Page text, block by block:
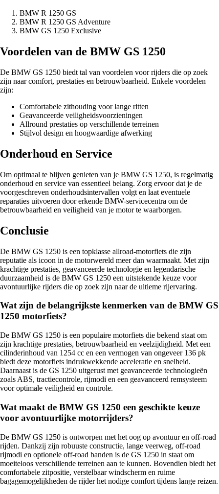
BMW R 1250 GS
BMW R 1250 GS Adventure
BMW GS 1250 Exclusive
Voordelen van de BMW GS 1250
De BMW GS 1250 biedt tal van voordelen voor rijders die op zoek
zijn naar comfort, prestaties en betrouwbaarheid. Enkele voordelen
zijn:
Comfortabele zithouding voor lange ritten
Geavanceerde veiligheidsvoorzieningen
Allround prestaties op verschillende terreinen
Stijlvol design en hoogwaardige afwerking
Onderhoud en Service
Om optimaal te blijven genieten van je BMW GS 1250, is regelmatig
onderhoud en service van essentieel belang. Zorg ervoor dat je de
voorgeschreven onderhoudsintervallen volgt en laat eventuele
reparaties uitvoeren door erkende BMW-servicecentra om de
betrouwbaarheid en veiligheid van je motor te waarborgen.
Conclusie
De BMW GS 1250 is een topklasse allroad-motorfiets die zijn
reputatie als icoon in de motorwereld meer dan waarmaakt. Met zijn
krachtige prestaties, geavanceerde technologie en legendarische
duurzaamheid is de BMW GS 1250 een uitstekende keuze voor
avontuurlijke rijders die op zoek zijn naar de ultieme rijervaring.
Wat zijn de belangrijkste kenmerken van de BMW GS
1250 motorfiets?
De BMW GS 1250 is een populaire motorfiets die bekend staat om
zijn krachtige prestaties, betrouwbaarheid en veelzijdigheid. Met een
cilinderinhoud van 1254 cc en een vermogen van ongeveer 136 pk
biedt deze motorfiets indrukwekkende acceleratie en snelheid.
Daarnaast is de GS 1250 uitgerust met geavanceerde technologieën
zoals ABS, tractiecontrole, rijmodi en een geavanceerd remsysteem
voor optimale veiligheid en controle.
Wat maakt de BMW GS 1250 een geschikte keuze
voor avontuurlijke motorrijders?
De BMW GS 1250 is ontworpen met het oog op avontuur en off-road
rijden. Dankzij zijn robuuste constructie, lange veerweg, off-road
rijmodi en optionele off-road banden is de GS 1250 in staat om
moeiteloos verschillende terreinen aan te kunnen. Bovendien biedt het
comfortabele zitpositie, verstelbaar windscherm en ruime
bagagemogelijkheden de rijder het nodige comfort tijdens lange reizen.